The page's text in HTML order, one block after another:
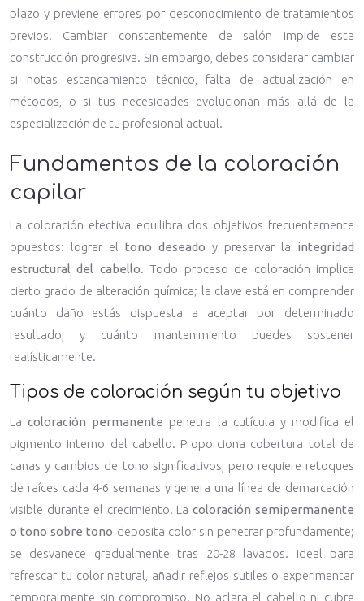
plazo y previene errores por desconocimiento de tratamientos
previos. Cambiar constantemente de salón impide esta
construcción progresiva. Sin embargo, debes considerar cambiar
si notas estancamiento técnico, falta de actualización en
métodos, o si tus necesidades evolucionan más allá de la
especialización de tu profesional actual.
Fundamentos de la coloración
capilar
La coloración efectiva equilibra dos objetivos frecuentemente
opuestos: lograr el tono deseado y preservar la integridad
estructural del cabello. Todo proceso de coloración implica
cierto grado de alteración química; la clave está en comprender
cuánto daño estás dispuesta a aceptar por determinado
resultado, y cuánto mantenimiento puedes sostener
realísticamente.
Tipos de coloración según tu objetivo
Lacoloración permanente penetra la cutícula y modifica el
pigmento interno del cabello. Proporciona cobertura total de
canas y cambios de tono significativos, pero requiere retoques
de raíces cada 4-6 semanas y genera una línea de demarcación
visible durante el crecimiento. Lacoloración semipermanente
o tono sobre tono deposita color sin penetrar profundamente;
se desvanece gradualmente tras 20-28 lavados. Ideal para
refrescar tu color natural, añadir reflejos sutiles o experimentar
temporalmente sin compromiso. No aclara el cabello ni cubre